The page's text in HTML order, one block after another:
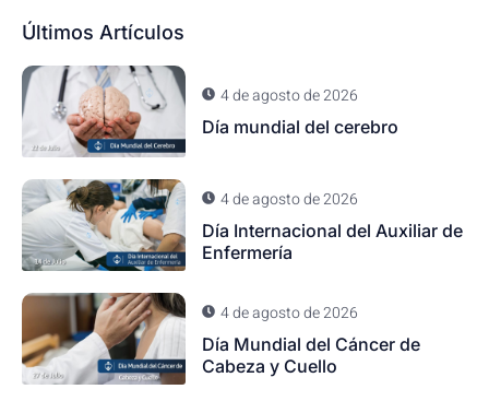
Últimos Artículos
4 de agosto de 2026
Día mundial del cerebro
4 de agosto de 2026
Día Internacional del Auxiliar de
Enfermería
4 de agosto de 2026
Día Mundial del Cáncer de
Cabeza y Cuello